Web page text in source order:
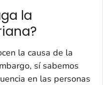
la
la causa de la
sí sabemos
en las personas